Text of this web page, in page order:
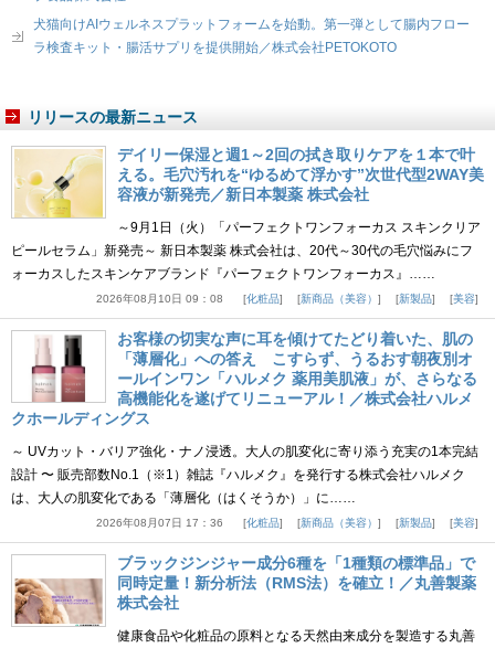
犬猫向けAIウェルネスプラットフォームを始動。第一弾として腸内フロー
ラ検査キット・腸活サプリを提供開始／株式会社PETOKOTO
リリースの最新ニュース
デイリー保湿と週1～2回の拭き取りケアを１本で叶
える。毛穴汚れを“ゆるめて浮かす”次世代型2WAY美
容液が新発売／新日本製薬 株式会社
～9月1日（火）「パーフェクトワンフォーカス スキンクリア
ピールセラム」新発売～ 新日本製薬 株式会社は、20代～30代の毛穴悩みにフ
ォーカスしたスキンケアブランド『パーフェクトワンフォーカス』……
2026年08月10日 09：08 化粧品 新商品（美容） 新製品 美容
お客様の切実な声に耳を傾けてたどり着いた、肌の
「薄層化」への答え こすらず、うるおす朝夜別オ
ールインワン「ハルメク 薬用美肌液」が、さらなる
高機能化を遂げてリニューアル！／株式会社ハルメ
クホールディングス
～ UVカット・バリア強化・ナノ浸透。大人の肌変化に寄り添う充実の1本完結
設計 〜 販売部数No.1（※1）雑誌『ハルメク』を発行する株式会社ハルメク
は、大人の肌変化である「薄層化（はくそうか）」に……
2026年08月07日 17：36 化粧品 新商品（美容） 新製品 美容
ブラックジンジャー成分6種を「1種類の標準品」で
同時定量！新分析法（RMS法）を確立！／丸善製薬
株式会社
健康食品や化粧品の原料となる天然由来成分を製造する丸善